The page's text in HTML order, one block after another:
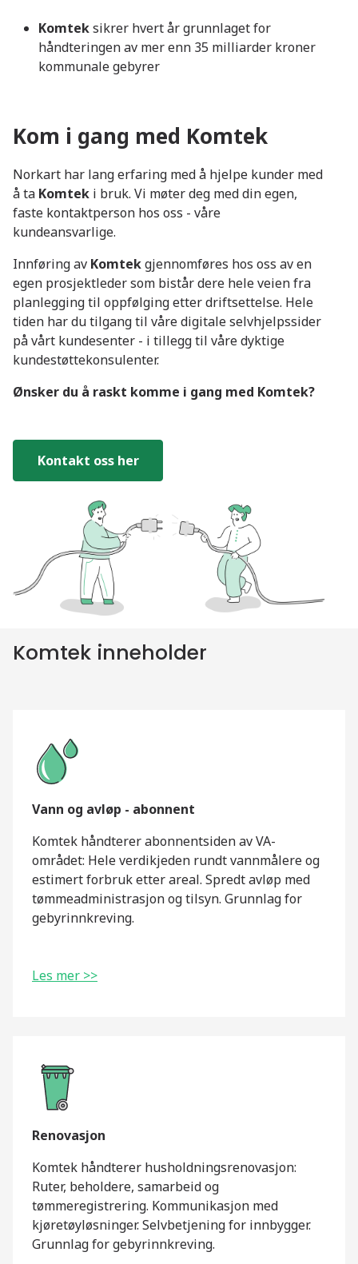
Komteksikrer hvert år grunnlaget for
håndteringen av mer enn 35 milliarder kroner
kommunale gebyrer
Kom i gang med Komtek
Norkart har lang erfaring med å hjelpe kunder med
å ta Komtek i bruk. Vi møter deg med din egen,
faste kontaktperson hos oss - våre
kundeansvarlige.
Innføring av Komtekgjennomføres hos oss av en
egen prosjektleder som bistår dere hele veien fra
planlegging til oppfølging etter driftsettelse. Hele
tiden har du tilgang til våre digitale selvhjelpssider
på vårt kundesenter - i tillegg til våre dyktige
kundestøttekonsulenter.
Ønsker du å raskt komme i gang med Komtek?
Kontakt oss her
Komtek inneholder
Vann og avløp - abonnent
Komtek håndterer abonnentsiden av VA-
området: Hele verdikjeden rundt vannmålere og
estimert forbruk etter areal. Spredt avløp med
tømmeadministrasjon og tilsyn. Grunnlag for
gebyrinnkreving.
Les mer >>
Renovasjon
Komtek håndterer husholdningsrenovasjon:
Ruter, beholdere, samarbeid og
tømmeregistrering. Kommunikasjon med
kjøretøyløsninger. Selvbetjening for innbygger.
Grunnlag for gebyrinnkreving.